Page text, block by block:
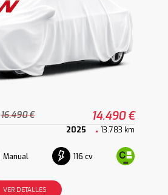
16.490 € 14.490 €
2025 13.783 km
Manual 116 cv
VER DETALLES